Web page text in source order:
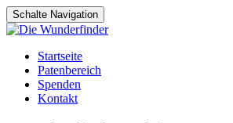
Schalte Navigation
Zum
Inhalt
springen
Startseite
Patenbereich
Spenden
Kontakt